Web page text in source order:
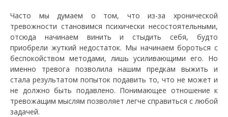
Часто мы думаем о том, что из-за хронической
тревожности становимся психически несостоятельными,
отсюда начинаем винить и стыдить себя, будто
приобрели жуткий недостаток. Мы начинаем бороться с
беспокойством методами, лишь усиливающими его. Но
именно тревога позволила нашим предкам выжить и
стала результатом попыток подавить то, что не может и
не должно быть подавлено. Понимающее отношение к
тревожащим мыслям позволяет легче справиться с любой
задачей.